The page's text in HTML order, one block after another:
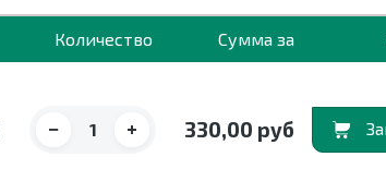
Количество Сумма за
− + 330,00 рубВ корзину